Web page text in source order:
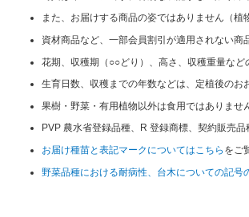
また、お届けする商品の姿ではありません（植
資材商品など、一部会員割引が適用されない商
花期、収穫期（○○どり）、高さ、収穫重量など
生育日数、収穫までの年数などは、定植後のお
果樹・野菜・有用植物以外は食用ではありませ
PVP 農水省登録品種、R 登録商標、契約販売品
お届け種苗と表記マークについてはこちら をご
野菜品種における耐病性、台木についての記号